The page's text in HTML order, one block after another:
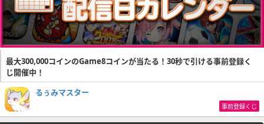
最大300,000コインのGame8コインが当たる！30秒で引ける事前登録く
じ開催中！
るぅみマスター
事前登録くじ